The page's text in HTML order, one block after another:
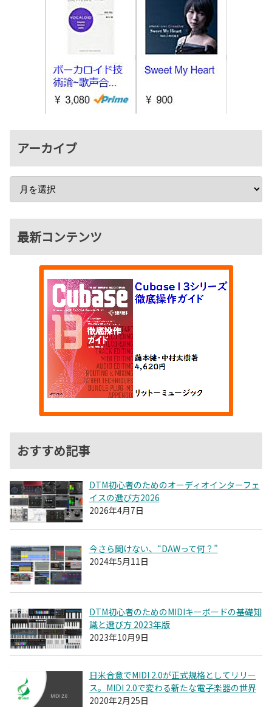
アーカイブ
最新コンテンツ
おすすめ記事
DTM初心者のためのオーディオインターフェ
イスの選び方2026
2026年4月7日
今さら聞けない、“DAWって何？”
2024年5月11日
DTM初心者のためのMIDIキーボードの基礎知
識と選び方 2023年版
2023年10月9日
日米合意でMIDI 2.0が正式規格としてリリー
ス。MIDI 2.0で変わる新たな電子楽器の世界
2020年2月25日